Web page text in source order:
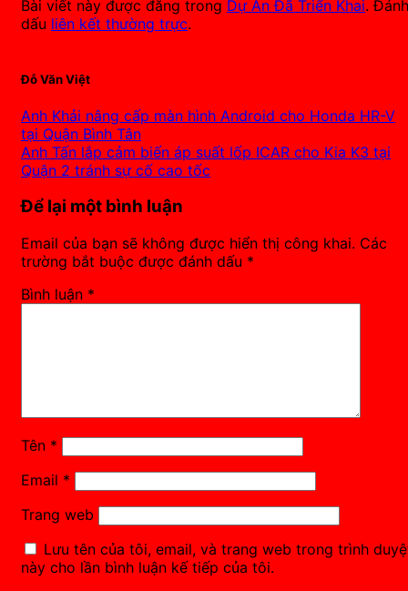
Bài viết này được đăng trong Dự Án Đã Triển Khai. Đánh
dấu liên kết thường trực.
Đỗ Văn Việt
Anh Khải nâng cấp màn hình Android cho Honda HR-V
tại Quận Bình Tân
Anh Tấn lắp cảm biến áp suất lốp ICAR cho Kia K3 tại
Quận 2 tránh sự cố cao tốc
Để lại một bình luận
Email của bạn sẽ không được hiển thị công khai. Các
trường bắt buộc được đánh dấu *
Bình luận *
Tên *
Email *
Trang web
Lưu tên của tôi, email, và trang web trong trình
này cho lần bình luận kế tiếp của tôi.